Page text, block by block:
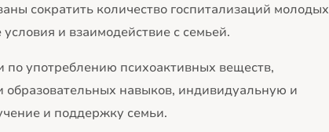
сократить количество госпитализаций молодых
и взаимодействие с семьей.
по употреблению психоактивных веществ,
образовательных навыков, индивидуальную и
и поддержку семьи.